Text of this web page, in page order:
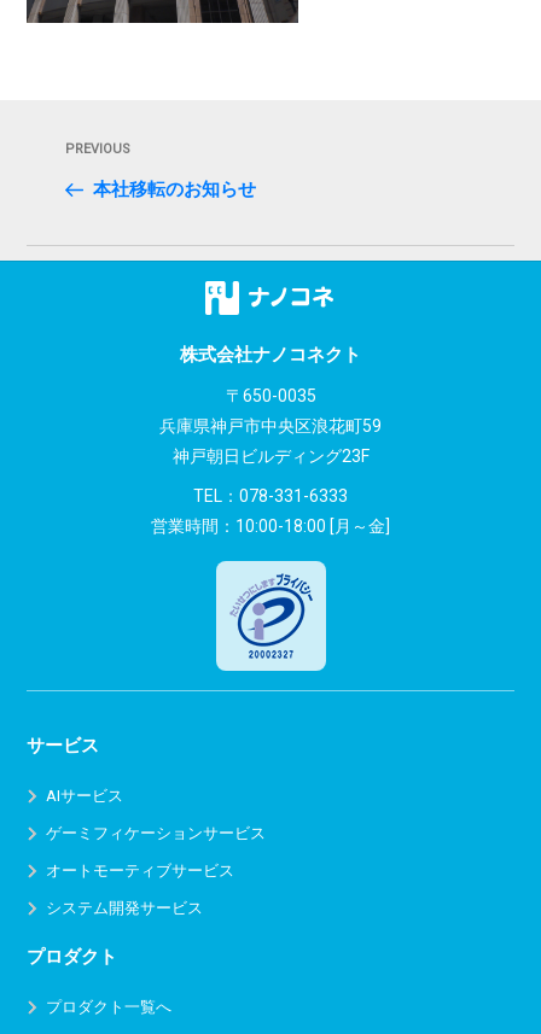
ビ
Previous
Post
PREVIOUS
本社移転のお知らせ
株式会社ナノコネクト
〒650-0035
兵庫県神戸市中央区浪花町59
神戸朝日ビルディング23F
TEL： 078-331-6333
営業時間：10:00-18:00 [月～金]
サービス
AIサービス
ゲーミフィケーションサービス
オートモーティブサービス
システム開発サービス
プロダクト
プロダクト一覧へ